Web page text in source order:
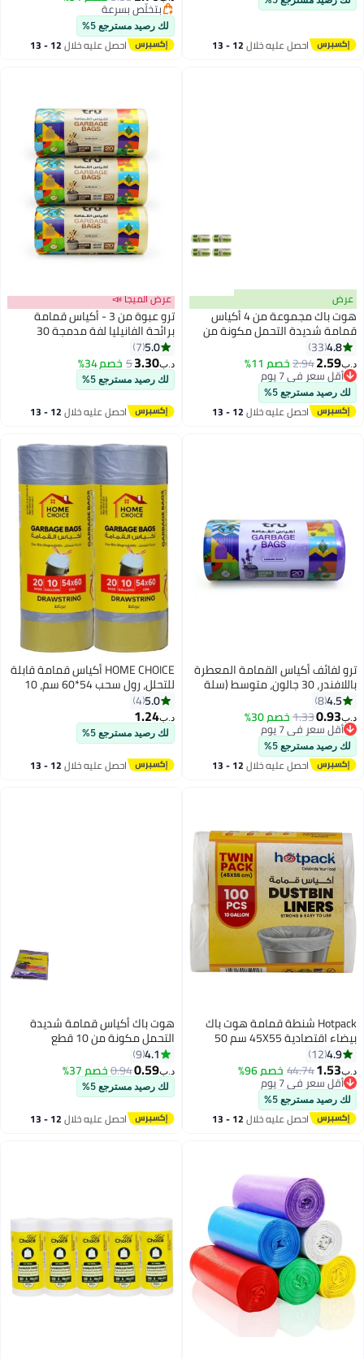
احصل عليه خلال 12 - 13
بتخلّص بسرعة
بتخلّص بسرعة
لك رصيد مسترجع 5%
احصل عليه خلال 12 - 13
عرض
هوت باك مجموعة من 4 أكياس
قمامة شديدة التحمل مكونة من
55 سم سعة 10 جالون
4.8
33
د.ب‏2.59
2.94خصم 11%
أقل سعر في 7 يوم
أقل سعر في 7 يوم
لك رصيد مسترجع 5%
احصل عليه خلال 12 - 13
عرض الميجا 📣
ترو عبوة من 3 - أكياس قمامة
برائحة الفانيليا لفة مدمجة 30
جالون، متوسطة (سلة المطبخ)،
60x90 سم - 20 كيس × 3
5.0
7
د.ب‏3.30
5خصم 34%
لك رصيد مسترجع 5%
احصل عليه خلال 12 - 13
ترو لفائف أكياس القمامة المعطرة
باللافندر، 30 جالون، متوسط (سلة
المطبخ)، 60x90 سم - 20 كيس
4.5
8
د.ب‏0.93
1.33خصم 30%
أقل سعر في 7 يوم
أقل سعر في 7 يوم
لك رصيد مسترجع 5%
احصل عليه خلال 12 - 13
HOME CHOICE أكياس قمامة قابلة
للتحلل، رول سحب 54*60 سم، 10
كيس قمامة صغير جداً، رباط
شريطي
5.0
4
د.ب‏1.24
لك رصيد مسترجع 5%
احصل عليه خلال 12 - 13
Hotpack شنطة قمامة هوت باك
بيضاء اقتصادية 45X55 سم 50
قطعة × 2 لفة
4.9
12
د.ب‏1.53
44.74خصم 96%
أقل سعر في 7 يوم
أقل سعر في 7 يوم
لك رصيد مسترجع 5%
احصل عليه خلال 12 - 13
هوت باك أكياس قمامة شديدة
التحمل مكونة من 10 قطع
متوسطة الحجم 30 جالون
4.1
9
د.ب‏0.59
0.94خصم 37%
لك رصيد مسترجع 5%
احصل عليه خلال 12 - 13